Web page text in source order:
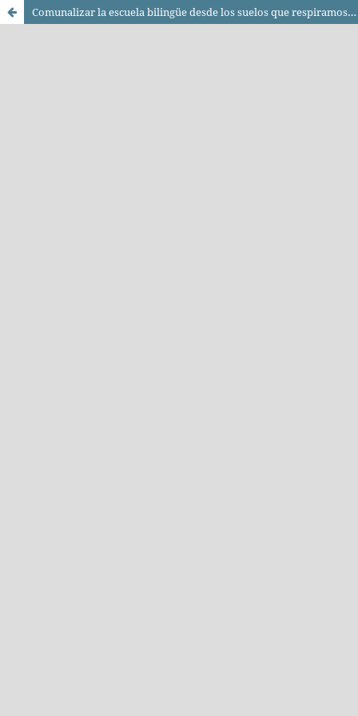
Comunalizar la escuela bilingüe desde los suelos que respiramos: Voces y prácticas comunitarias de maestras y maestros chinantecos en Oaxaca